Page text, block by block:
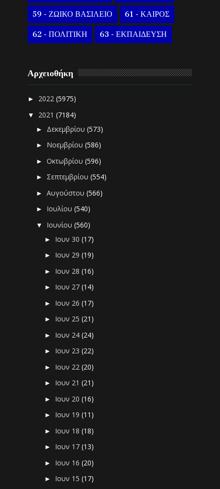
59 - ΖΩΙΚΟ ΒΑΣΙΛΕΙΟ 61 - ΚΑΙΡΟΣ
62 - ΠΟΛΙΤΙΚΗ 63 - ΕΚΠΑΙΔΕΥΣΗ
Αρχειοθήκη
► 2022(5975)
▼ 2021(7184)
► Δεκεμβρίου(573)
► Νοεμβρίου(586)
►Οκτωβρίου(596)
► Σεπτεμβρίου(554)
►Αυγούστου(566)
► Ιουλίου(540)
▼ Ιουνίου(560)
► Ιουν 30(17)
► Ιουν 29(19)
► Ιουν 28(16)
► Ιουν 27(14)
► Ιουν 26(17)
► Ιουν 25(21)
► Ιουν 24(24)
► Ιουν 23(22)
► Ιουν 22(20)
► Ιουν 21(21)
► Ιουν 20(16)
► Ιουν 19(11)
► Ιουν 18(18)
► Ιουν 17(13)
► Ιουν 16(20)
► Ιουν 15(17)